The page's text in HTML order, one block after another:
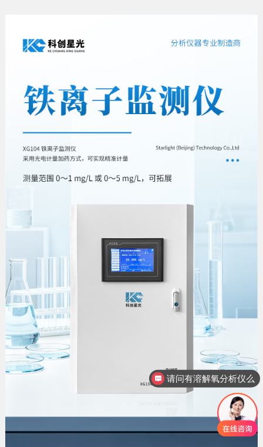
请问有溶解氧分析仪么
想咨询下硅酸根分析仪